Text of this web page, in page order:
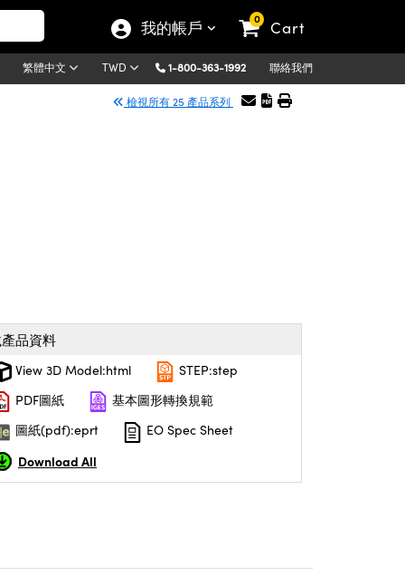
我的帳戶 0 Cart
繁體中文 TWD 1-800-363-1992 聯絡我們
檢視所有 25 產品系列
品資料
View 3D Model:html
STEP:step
PDF圖紙
基本圖形轉換規範
圖紙(pdf):eprt
EO Spec Sheet
Download All